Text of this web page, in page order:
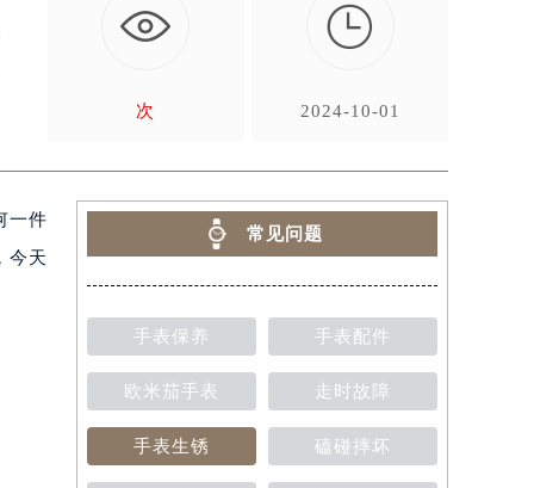
次

2024-10-01
一件
今天
常见问题
手表保养 手表配件
欧米茄手表 走时故障
手表生锈 磕碰摔坏